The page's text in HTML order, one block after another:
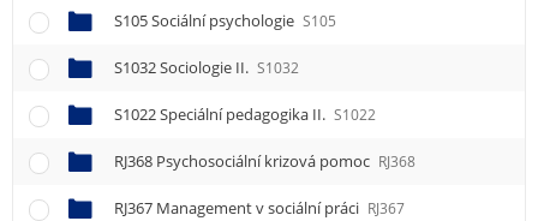
S105 Sociální psychologie S105
S1032 Sociologie II. S1032
S1022 Speciální pedagogika II. S1022
RJ368 Psychosociální krizová pomoc RJ368
RJ367 Management v sociální práci RJ367